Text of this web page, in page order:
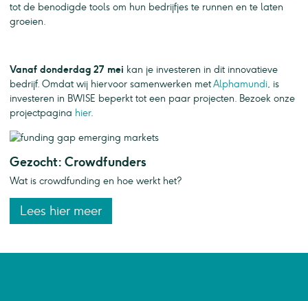
tot de benodigde tools om hun bedrijfjes te runnen en te laten
groeien.
Vanaf donderdag 27 mei kan je investeren in dit innovatieve
bedrijf. Omdat wij hiervoor samenwerken metAlphamundi, is
investeren in BWISE beperkt tot een paar projecten. Bezoek onze
projectpagina hier.
Gezocht: Crowdfunders
Wat is crowdfunding en hoe werkt het?
Lees hier meer